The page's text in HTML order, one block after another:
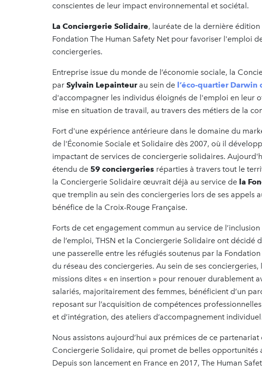
conscientes de leur impact environnemental et sociétal.
La Conciergerie Solidaire, lauréate de la dernière
Fondation The Human Safety Net pour favoriser l'emploi
conciergeries.
Entreprise issue du monde de l’économie sociale, la
par Sylvain Lepainteurau sein de l’éco-quartier Darwin
d'accompagner les individus éloignés de l'emploi en leur
mise en situation de travail, au travers des métiers de la
Fort d'une expérience antérieure dans le domaine du
de l'Économie Sociale et Solidaire dès 2007, où il
impactant de services de conciergerie solidaires.
étendu de 59 conciergeries réparties à travers tout le
la Conciergerie Solidaire œuvrait déjà au service de la
que tremplin au sein des conciergeries lors de ses appels
bénéfice de la Croix-Rouge Française.
Forts de cet engagement commun au service de
de l’emploi, THSN et la Conciergerie Solidaire ont décidé
une passerelle entre les réfugiés soutenus par la
du réseau des conciergeries. Au sein de ses
missions dites « en insertion » pour renouer durablement
salariés, majoritairement des femmes, bénéficient d’un
reposant sur l’acquisition de compétences
et d’intégration, des ateliers d’accompagnement
Nous assistons aujourd’hui aux prémices de ce
Conciergerie Solidaire, qui promet de belles opportunités
Depuis son lancement en France en 2017, The Human